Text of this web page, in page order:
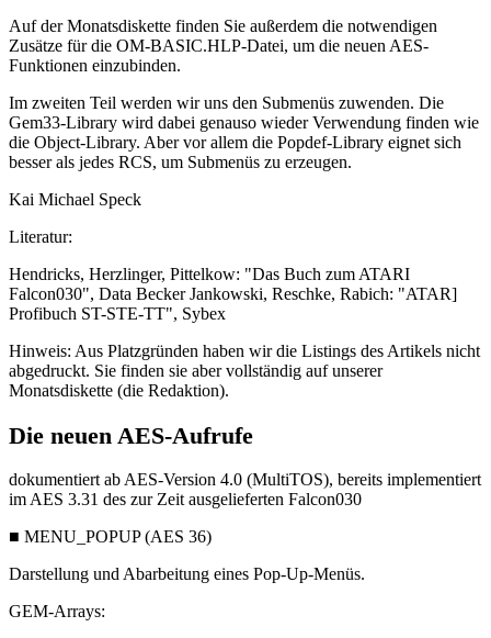
Auf der Monatsdiskette finden Sie außerdem die notwendigen
Zusätze für die OM-BASIC.HLP-Datei, um die neuen AES-
Funktionen einzubinden.
Im zweiten Teil werden wir uns den Submenüs zuwenden. Die
Gem33-Library wird dabei genauso wieder Verwendung finden wie
die Object-Library. Aber vor allem die Popdef-Library eignet sich
besser als jedes RCS, um Submenüs zu erzeugen.
Kai Michael Speck
Literatur:
Hendricks, Herzlinger, Pittelkow: "Das Buch zum ATARI
Falcon030", Data Becker Jankowski, Reschke, Rabich: "ATAR]
Profibuch ST-STE-TT", Sybex
Hinweis: Aus Platzgründen haben wir die Listings des Artikels nicht
abgedruckt. Sie finden sie aber vollständig auf unserer
Monatsdiskette (die Redaktion).
Die neuen AES-Aufrufe
dokumentiert ab AES-Version 4.0 (MultiTOS), bereits implementiert
im AES 3.31 des zur Zeit ausgelieferten Falcon030
■ MENU_POPUP (AES 36)
Darstellung und Abarbeitung eines Pop-Up-Menüs.
GEM-Arrays: